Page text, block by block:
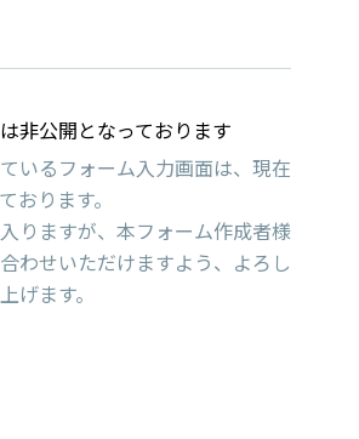
非公開となっております
いるフォーム入力画面は、現在
おります。
りますが、本フォーム作成者様
わせいただけますよう、よろし
げます。